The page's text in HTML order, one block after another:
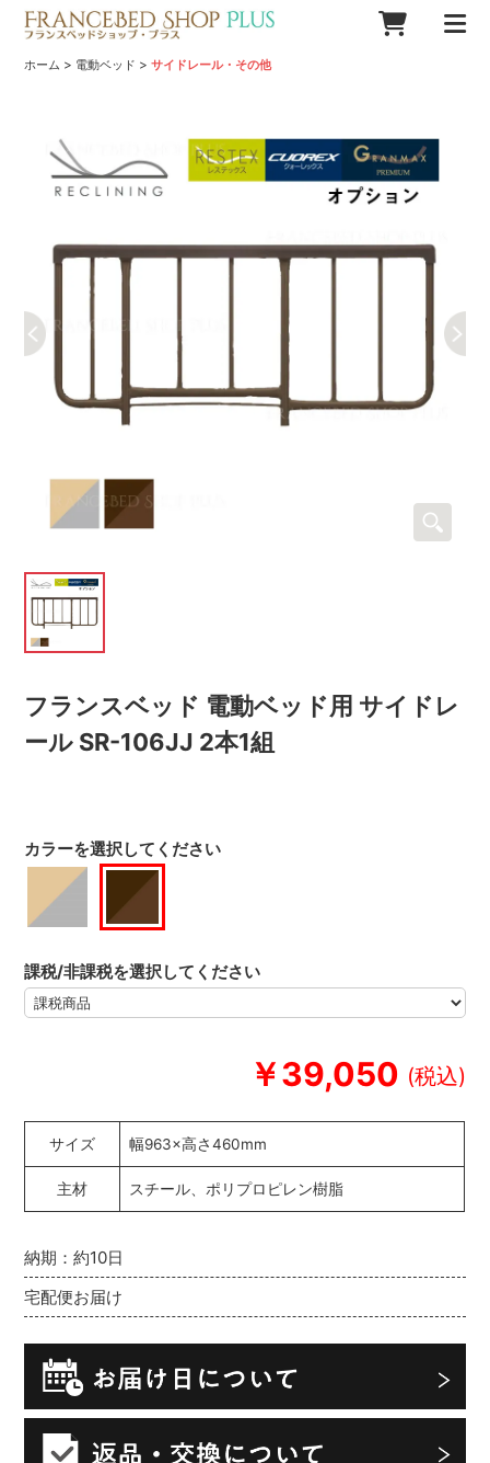
ホーム > 電動ベッド >サイドレール・その他
フランスベッド 電動ベッド用 サイドレ
ール SR-106JJ 2本1組
￥39,050
納期：約10日
宅配便お届け
カラーを選択してください
課税/非課税を選択してください
サイズ 幅963×高さ460mm
主材 スチール、ポリプロピレン樹脂